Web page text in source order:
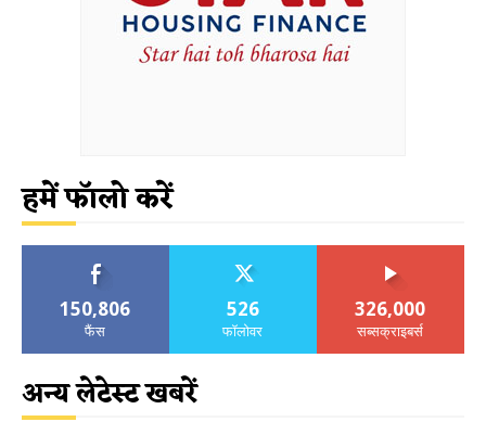
हमें फॉलो करें
150,806
फैंस
526
फॉलोवर
326,000
सब्सक्राइबर्स
अन्य लेटेस्ट खबरें